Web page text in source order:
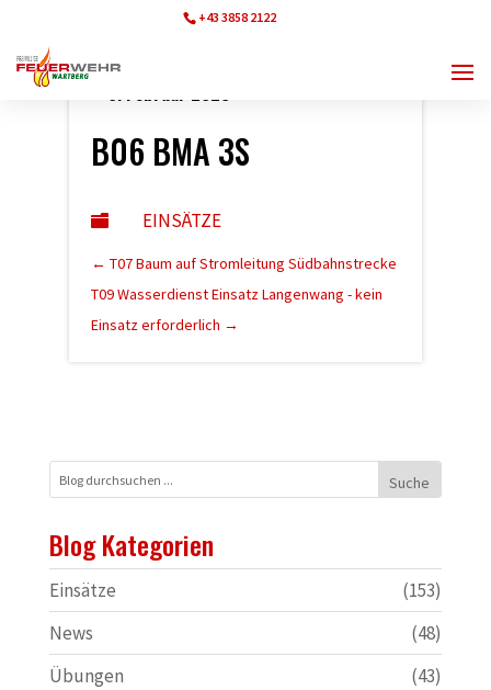
+43 3858 2122
B06 BMA 3S
 EINSÄTZE
← T07 Baum auf Stromleitung Südbahnstrecke
T09 Wasserdienst Einsatz Langenwang - kein
Einsatz erforderlich →
Blog Kategorien
Einsätze
(153)
News
(48)
Übungen
(43)